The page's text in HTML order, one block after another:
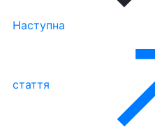
Наступна
стаття